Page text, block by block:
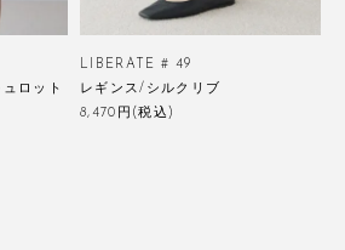
ロット
LIBERATE # 49
レギンス/シルクリブ
8,470円(税込)